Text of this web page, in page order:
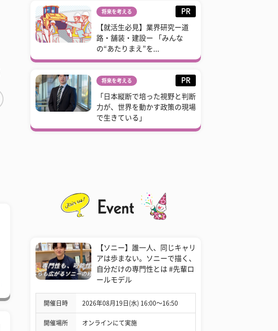
将来を考える PR
【就活生必見】業界研究ー道
路・舗装・建設ー 「みんな
の“あたりまえ”を...
将来を考える PR
「日本縦断で培った視野と判断
力が、世界を動かす政策の現場
で生きている」
【ソニー】誰一人、同じキャリ
アは歩まない。ソニーで描く、
自分だけの専門性とは #先輩ロ
ールモデル
開催日時 2026年08月19日(水) 16:00〜16:50
開催場所 オンラインにて実施